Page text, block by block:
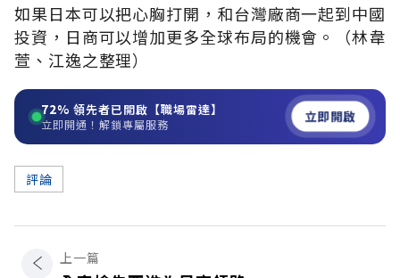
如果日本可以把心胸打開，和台灣廠商一起到中國
投資，日商可以增加更多全球布局的機會。（林韋
萱、江逸之整理）
72% 領先者已開啟【職場雷達】
立即開通！解鎖專屬服務 立即開啟
評論
上一篇